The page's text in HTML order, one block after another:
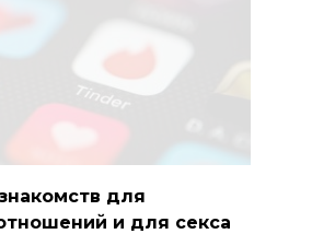
для
и для секса